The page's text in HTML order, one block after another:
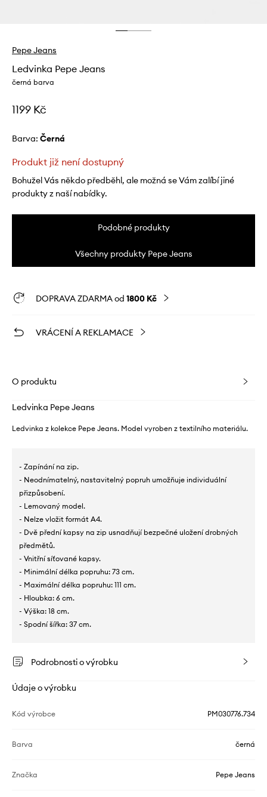
Pepe Jeans
Ledvinka Pepe Jeans
černá barva
1199 Kč
Barva: černá
Produkt již není dostupný
Bohužel Vás někdo předběhl, ale možná se Vám zalíbí jiné
produkty z naší nabídky.
Podobné produkty
Všechny produkty Pepe Jeans
DOPRAVA ZDARMA od 1800 Kč
VRÁCENÍ A REKLAMACE
O produktu
Ledvinka Pepe Jeans
Ledvinka z kolekce Pepe Jeans. Model vyroben z textilního materiálu.
- Zapínání na zip.
- Neodnímatelný, nastavitelný popruh umožňuje individuální
přizpůsobení.
- Lemovaný model.
- Nelze vložit formát A4.
- Dvě přední kapsy na zip usnadňují bezpečné uložení drobných
předmětů.
- Vnitřní síťované kapsy.
- Minimální délka popruhu: 73 cm.
- Maximální délka popruhu: 111 cm.
- Hloubka: 6 cm.
- Výška: 18 cm.
- Spodní šířka: 37 cm.
Podrobnosti o výrobku
Údaje o výrobku
Kód výrobce PM030776.734
Barva černá
Značka Pepe Jeans